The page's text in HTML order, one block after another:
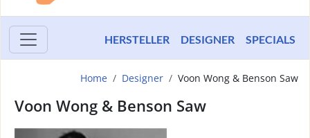
HERSTELLER DESIGNER SPECIALS
Home Designer Voon Wong & Benson Saw
Voon Wong & Benson Saw